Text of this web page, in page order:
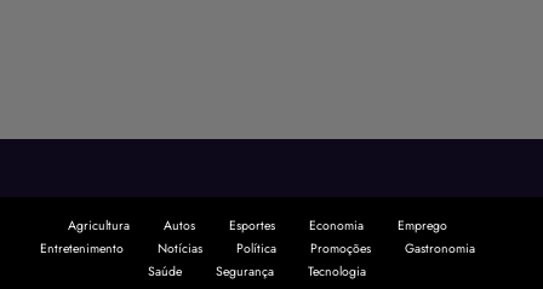
Agricultura Autos Esportes Economia
Emprego
Entretenimento
Notícias Política Promoções
Gastronomia
Saúde
Segurança
Tecnologia